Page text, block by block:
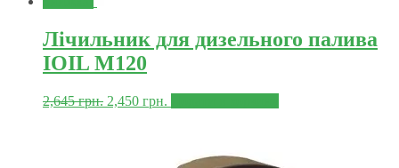
Лічильник для дизельного палива
IOIL M120
2,645грн. 2,450 грн.